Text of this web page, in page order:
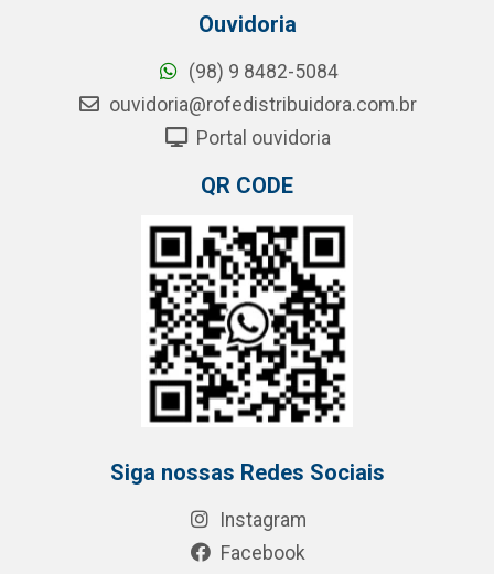
Ouvidoria
(98) 9 8482-5084
ouvidoria@rofedistribuidora.com.br
Portal ouvidoria
QR CODE
Siga nossas Redes Sociais
Instagram
Facebook